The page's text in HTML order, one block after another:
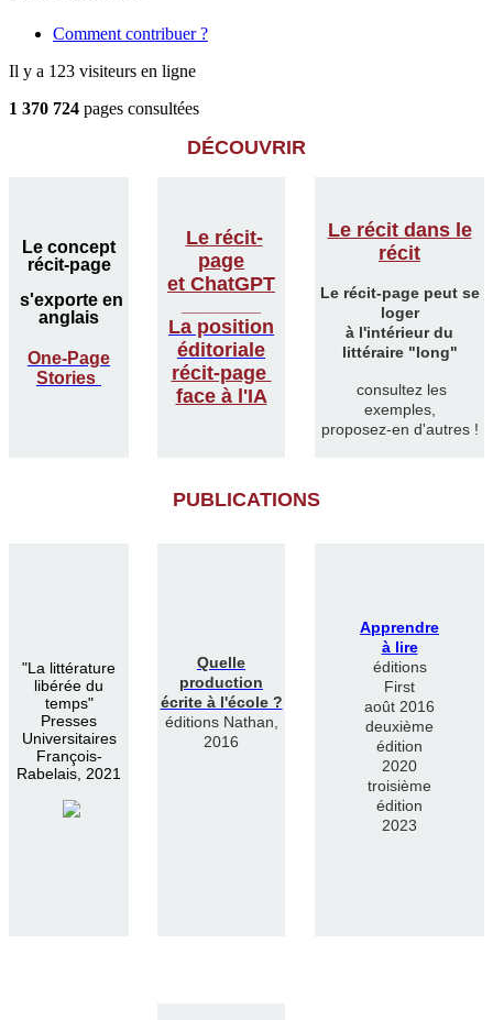
Comment contribuer ?
Il y a 123 visiteurs en ligne
1 370 724 pages consultées
DÉCOUVRIR
Le concept
récit-page
s'exporte en
anglais
One-Page
Stories
Le récit-
page
et ChatGPT
La position
éditoriale
récit-page
face à l'IA
Le récit dans le
récit
Le récit-page peut se
loger
à l'intérieur du
littéraire "long"
consultez les
exemples,
proposez-en d'autres !
PUBLICATIONS
"La littérature
libérée du
temps"
Presses
Universitaires
François-
Rabelais, 2021
Quelle
production
écrite à l'école ?
éditions Nathan,
2016
Apprendre
à lire
éditions
First
août 2016
deuxième
édition
2020
troisième
édition
2023